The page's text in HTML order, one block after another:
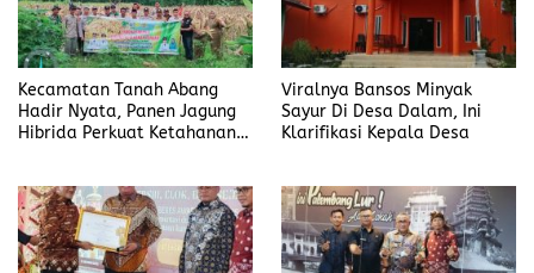
Kecamatan Tanah Abang
Hadir Nyata, Panen Jagung
Hibrida Perkuat Ketahanan
Viralnya Bansos Minyak
Sayur Di Desa Dalam, Ini
Klarifikasi Kepala Desa